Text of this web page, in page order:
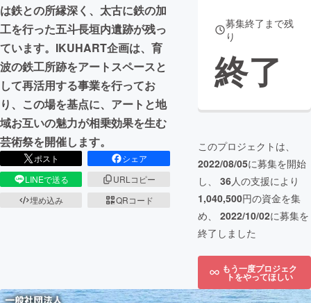
は鉄との所縁深く、太古に鉄の加
工を行った五斗長垣内遺跡が残っ
ています。IKUHART企画は、育
波の鉄工所跡をアートスペースと
して再活用する事業を行ってお
り、この場を基点に、アートと地
域お互いの魅力が相乗効果を生む
芸術祭を開催します。
ポスト
シェア
LINEで送る
URLコピー
埋め込み
QRコード
募集終了まで残
り
終了
このプロジェクトは、
2022/08/05に募集を開始
し、 36人の支援により
1,040,500円の資金を集
め、 2022/10/02に募集を
終了しました
もう一度プロジェク
トをやってほしい